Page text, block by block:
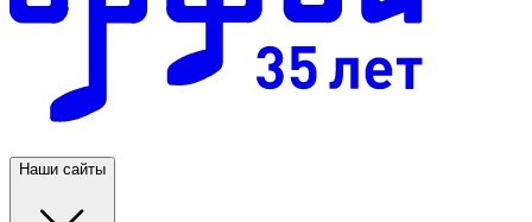
Наши сайты